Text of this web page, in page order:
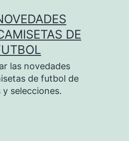
DE
las novedades
de futbol de
y selecciones.